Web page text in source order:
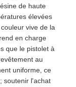
de haute
élevées
vive de la
en charge
que le pistolet à
au
uniforme, ce
soutenir l'achat